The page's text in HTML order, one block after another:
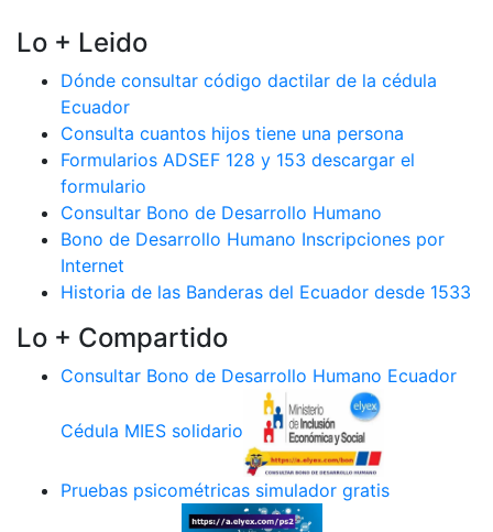
Lo + Leido
Dónde consultar código dactilar de la cédula
Ecuador
Consulta cuantos hijos tiene una persona
Formularios ADSEF 128 y 153 descargar el
formulario
Consultar Bono de Desarrollo Humano
Bono de Desarrollo Humano Inscripciones por
Internet
Historia de las Banderas del Ecuador desde 1533
Lo + Compartido
Consultar Bono de Desarrollo Humano Ecuador
Cédula MIES solidario
Pruebas psicométricas simulador gratis